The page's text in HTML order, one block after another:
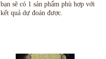
bạn sẽ có 1 sản phẩm phù hợp với
kết quả dự đoán được.